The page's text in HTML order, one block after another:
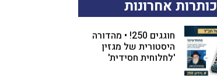
כותרות אחרונות
חוגגים 250! • מהדורה
היסטורית של מגזין
'לחלוחית חסידית'